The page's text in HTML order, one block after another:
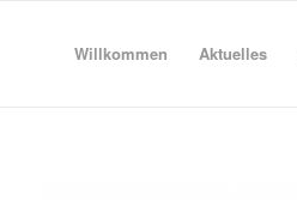
Willkommen Aktuelles